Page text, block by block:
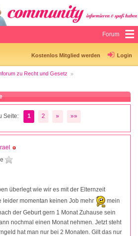
Forum
Kostenlos Mitglied werden Login
zu Recht und Gesetz
Seite: 1 2 » »»
überlegt wie wir es mit der Elternzeit
leider momentan keinen Job mehr
mein
der Geburt gern 1 Monat Zuhause sein
nochmal einen Monat nehmen. Jetzt steht
hat man nur bei 2 Monaten. Gilt das nur